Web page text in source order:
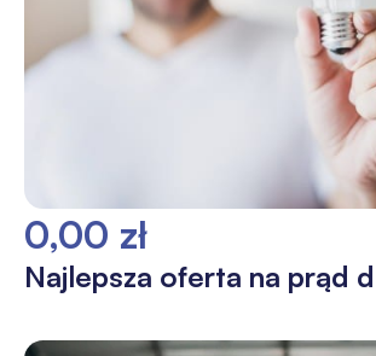
0,00 zł
Najlepsza oferta na prąd